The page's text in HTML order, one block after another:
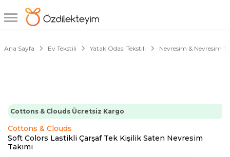
Ana Sayfa Ev Tekstili Yatak Odası Tekstili Nevresim & Nevresim
Cottons & Clouds Ücretsiz Kargo
Cottons & Clouds
Soft Colors Lastikli Çarşaf Tek Kişilik Saten Nevresim
Takımı
1/5